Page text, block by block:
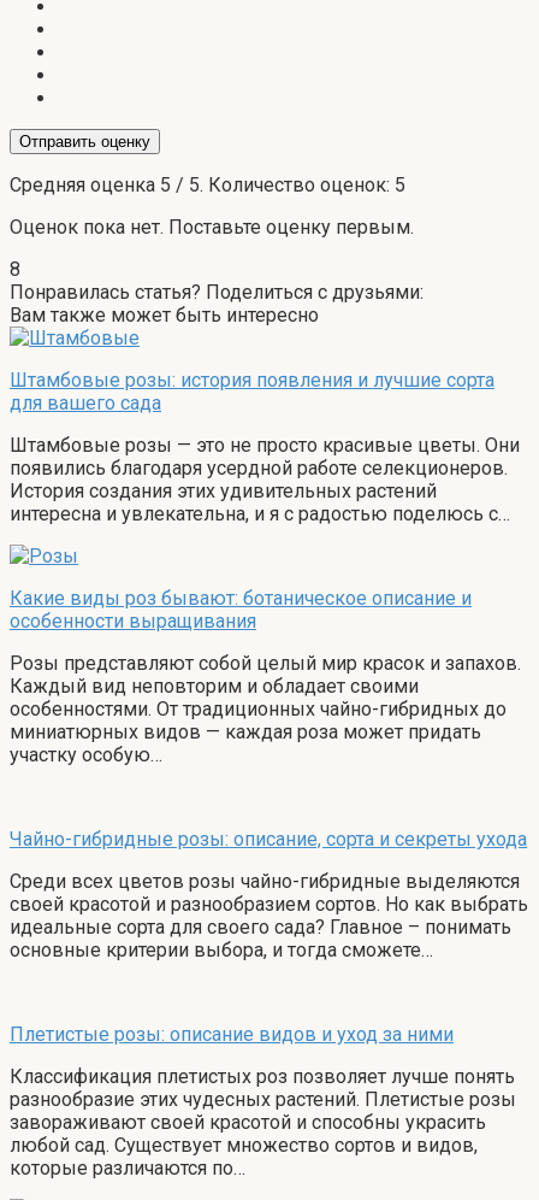
Отправить оценку
Средняя оценка 5 / 5. Количество оценок: 5
Оценок пока нет. Поставьте оценку первым.
8
Понравилась статья? Поделиться с друзьями:
Вам также может быть интересно
Штамбовые розы: история появления и лучшие сорта
для вашего сада
Штамбовые розы — это не просто красивые цветы. Они
появились благодаря усердной работе селекционеров.
История создания этих удивительных растений
интересна и увлекательна, и я с радостью поделюсь с…
Какие виды роз бывают: ботаническое описание и
особенности выращивания
Розы представляют собой целый мир красок и запахов.
Каждый вид неповторим и обладает своими
особенностями. От традиционных чайно-гибридных до
миниатюрных видов — каждая роза может придать
участку особую…
Чайно-гибридные розы: описание, сорта и секреты ухода
Среди всех цветов розы чайно-гибридные выделяются
своей красотой и разнообразием сортов. Но как выбрать
идеальные сорта для своего сада? Главное – понимать
основные критерии выбора, и тогда сможете…
Плетистые розы: описание видов и уход за ними
Классификация плетистых роз позволяет лучше понять
разнообразие этих чудесных растений. Плетистые розы
завораживают своей красотой и способны украсить
любой сад. Существует множество сортов и видов,
которые различаются по…